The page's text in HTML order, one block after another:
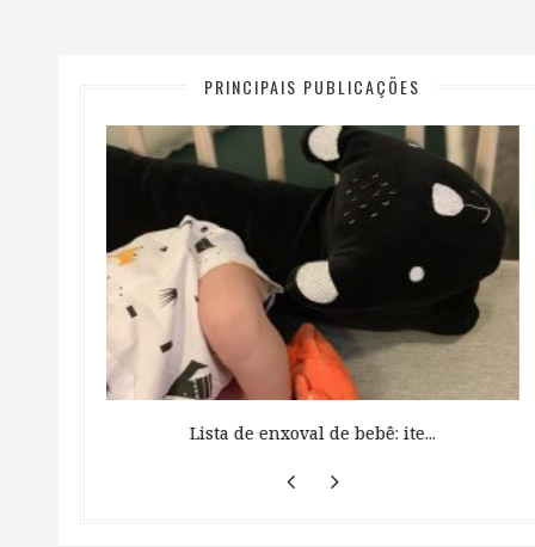
PRINCIPAIS PUBLICAÇÕES
Lista de enxoval de bebê: ite...